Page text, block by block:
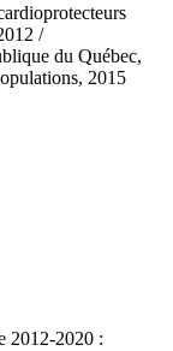
/
du Québec,
2015
2012-2020 :